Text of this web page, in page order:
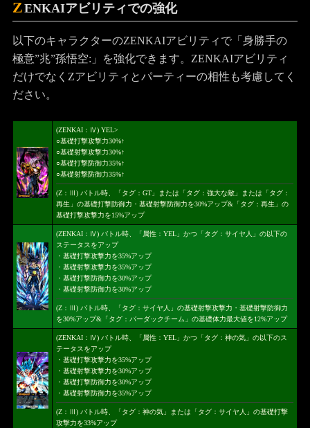
ZENKAIアビリティでの強化
以下のキャラクターのZENKAIアビリティで「身勝手の
極意”兆”孫悟空:」を強化できます。ZENKAIアビリティ
だけでなくZアビリティとパーティーの相性も考慮してく
ださい。
(ZENKAI：Ⅳ) YEL>
○基礎打撃攻撃力30%↑
○基礎射撃攻撃力30%↑
○基礎打撃防御力35%↑
○基礎射撃防御力35%↑
(Z：Ⅲ) バトル時、「タグ：GT」または「タグ：強大な敵」または「タグ：
再生」の基礎打撃防御力・基礎射撃防御力を30%アップ&「タグ：再生」の
基礎打撃攻撃力を15%アップ
(ZENKAI：Ⅳ) バトル時、「属性：YEL」かつ「タグ：サイヤ人」の以下の
ステータスをアップ
・基礎打撃攻撃力を35%アップ
・基礎射撃攻撃力を35%アップ
・基礎打撃防御力を30%アップ
・基礎射撃防御力を30%アップ
(Z：Ⅲ) バトル時、「タグ：サイヤ人」の基礎射撃攻撃力・基礎射撃防御力
を30%アップ&「タグ：バーダックチーム」の基礎体力最大値を12%アップ
(ZENKAI：Ⅳ) バトル時、「属性：YEL」かつ「タグ：神の気」の以下のス
テータスをアップ
・基礎打撃攻撃力を35%アップ
・基礎射撃攻撃力を30%アップ
・基礎打撃防御力を30%アップ
・基礎射撃防御力を35%アップ
(Z：Ⅲ) バトル時、「タグ：神の気」または「タグ：サイヤ人」の基礎打撃
攻撃力を33%アップ